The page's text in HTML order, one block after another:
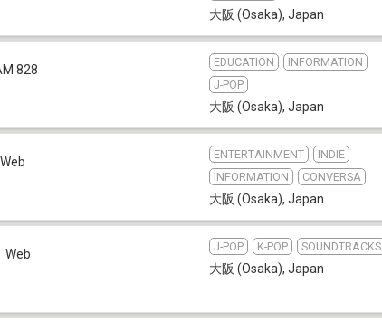
大阪 (Osaka), Japan
828
EDUCATION
INFORMATION
J-POP
大阪 (Osaka), Japan
Web
ENTERTAINMENT
INDIE
INFORMATION
CONVERSA
大阪 (Osaka), Japan
Web
J-POP K-POP SOUNDTRACKS
大阪 (Osaka), Japan